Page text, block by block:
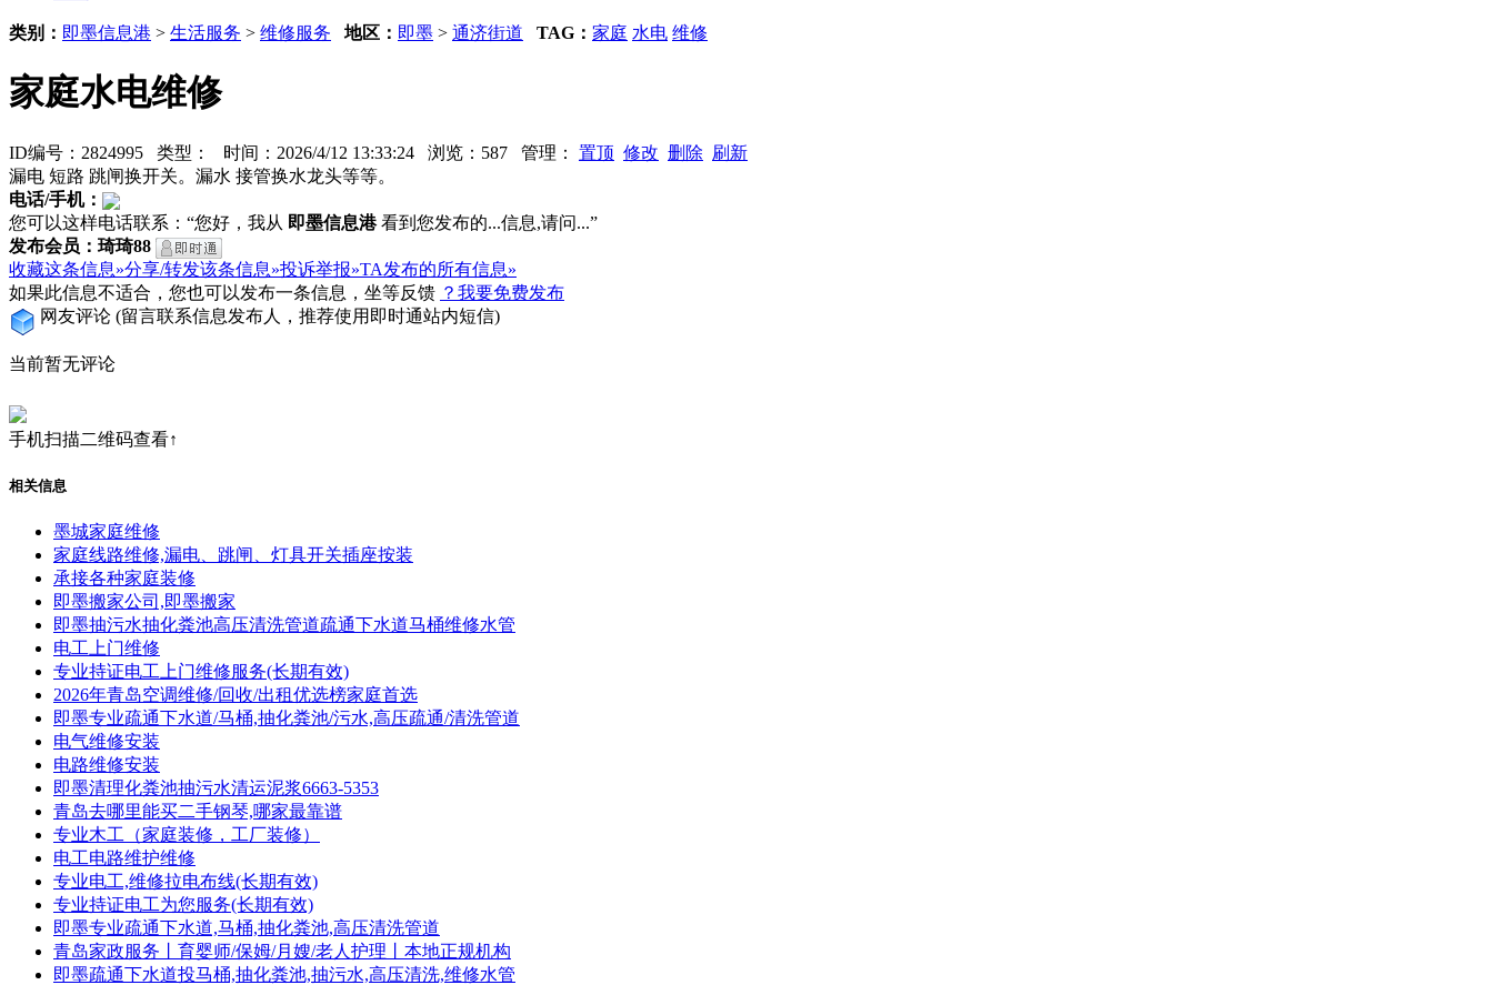
类别： 即墨信息港 > 生活服务 > 维修服务 地区： 即墨 > 通济街道 TAG： 家庭 水电 维修
家庭水电维修
ID编号：2824995 类型： 时间：2026/4/12 13:33:24 浏览：587 管理： 置顶 修改 删除 刷新
漏电 短路 跳闸换开关。漏水 接管换水龙头等等。
电话/手机：
您可以这样电话联系：“您好，我从 即墨信息港看到您发布的...信息,请问...”
发布会员：琦琦88
收藏这条信息»分享/转发该条信息»投诉举报»TA发布的所有信息»
如果此信息不适合，您也可以发布一条信息，坐等反馈 ？我要免费发布
网友评论 (留言联系信息发布人，推荐使用即时通站内短信)
当前暂无评论
手机扫描二维码查看↑
相关信息
墨城家庭维修
家庭线路维修,漏电、跳闸、灯具开关插座按装
承接各种家庭装修
即墨搬家公司,即墨搬家
即墨抽污水抽化粪池高压清洗管道疏通下水道马桶维修水管
电工上门维修
专业持证电工上门维修服务(长期有效)
2026年青岛空调维修/回收/出租优选榜家庭首选
即墨专业疏通下水道/马桶,抽化粪池/污水,高压疏通/清洗管道
电气维修安装
电路维修安装
即墨清理化粪池抽污水清运泥浆6663-5353
青岛去哪里能买二手钢琴,哪家最靠谱
专业木工（家庭装修，工厂装修）
电工电路维护维修
专业电工,维修拉电布线(长期有效)
专业持证电工为您服务(长期有效)
即墨专业疏通下水道,马桶,抽化粪池,高压清洗管道
青岛家政服务丨育婴师/保姆/月嫂/老人护理丨本地正规机构
即墨疏通下水道投马桶,抽化粪池,抽污水,高压清洗,维修水管